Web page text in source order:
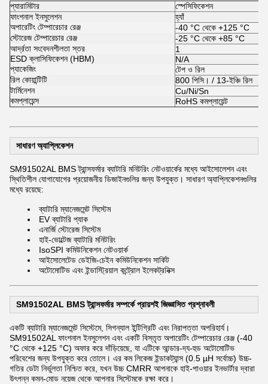
প্যারামিটার
স্পেসিফিকেশন
ফাংশনাল ইনসুলেশন
হ্যাঁ
অপারেটিং টেম্পারেচার রেঞ্জ
-40 °C থেকে +125 °C
স্টোরেজ টেম্পারেচার রেঞ্জ
-25 °C থেকে +85 °C
আর্দ্রতা সংবেদনশীলতা স্তর
1
ESD ক্লাসিফিকেশন (HBM)
N/A
প্যাকেজিং
টেপ ও রিল
রিল কোয়ান্টিটি
800 পিসি। / 13-ইঞ্চি রিল
টার্মিনেশন
Cu/Ni/Sn
কমপ্লায়েন্স
RoHS কমপ্লায়েন্ট
সাধারণ অ্যাপ্লিকেশন
SM91502AL BMS ট্রান্সফর্মার ব্যাটারি মনিটরিং নেটওয়ার্কের মধ্যে আইসোলেশন এবং
স্থিতিশীল যোগাযোগের প্রয়োজনীয় ডিজাইনগুলির জন্য উপযুক্ত। সাধারণ অ্যাপ্লিকেশনগুলির
মধ্যে রয়েছে:
ব্যাটারি ম্যানেজমেন্ট সিস্টেম
EV ব্যাটারি প্যাক
এনার্জি স্টোরেজ সিস্টেম
হাই-ভোল্টেজ ব্যাটারি মনিটরিং
IsoSPI কমিউনিকেশন নেটওয়ার্ক
আইসোলেটেড ডেইজি-চেইন কমিউনিকেশন সার্কিট
অটোমোটিভ এবং ইন্ডাস্ট্রিয়াল কন্ট্রোল ইলেকট্রনিক্স
SM91502AL BMS ট্রান্সফর্মার সম্পর্কে প্রায়শই জিজ্ঞাসিত প্রশ্নাবলী
একটি ব্যাটারি ম্যানেজমেন্ট সিস্টেমে, সিগন্যাল ইন্টিগ্রিটি এবং নিরাপত্তা অপরিহার্য।
SM91502AL ফাংশনাল ইনসুলেশন এবং একটি বিস্তৃত অপারেটিং টেম্পারেচার রেঞ্জ (-40
°C থেকে +125 °C) অফার করে দাঁড়িয়েছে, যা এটিকে আন্ডার-দ্য-হুড অটোমোটিভ
পরিবেশের জন্য উপযুক্ত করে তোলে। এর কম লিকেজ ইন্ডাকট্যান্স (0.5 µH সর্বোচ্চ) উচ্চ-
গতির ডেটা নির্ভুলতা নিশ্চিত করে, যখন উচ্চ CMRR আপনাকে হাই-পাওয়ার ইনভার্টার দ্বারা
উৎপন্ন কমন-মোড নয়েজ থেকে আপনার সিস্টেমকে রক্ষা করে।